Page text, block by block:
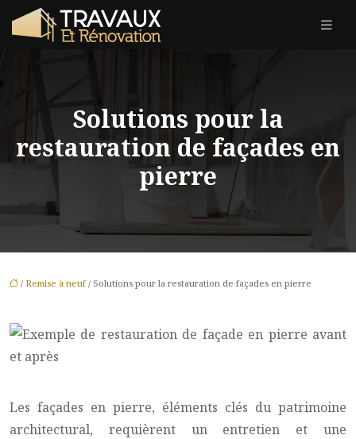
Solutions pour la
restauration de façades en
pierre
/ Remise à neuf/ Solutions pour la restauration de façades en pierre
Les façades en pierre, éléments clés du patrimoine
architectural, requièrent un entretien et une